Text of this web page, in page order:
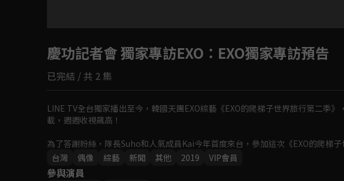
慶功記者會 獨家專訪EXO ：EXO獨家專訪預告
已完結 / 共 2 集
LINE TV全台獨家播出至今，韓國天團EXO綜藝《EXO的爬梯子世界旅行第二季
載，週週收視飆高！
為了答謝粉絲，隊長Suho和人氣成員Kai今年首度來台，參加這次《EXO的爬梯
會》，記者會上除了會親自分享拍攝花絮、更有專屬台灣愛麗的粉絲福利時間！
台灣
偶像 綜藝 新聞 其他 2019 VIP會員
參與演員